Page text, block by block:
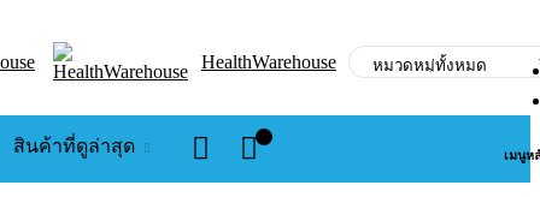
เมนูห
HealthWarehouse
สินค้าที่ดูล่าสุด